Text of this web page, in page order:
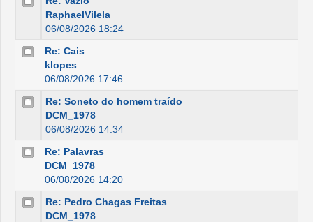
RaphaelVilela
06/08/2026 18:24
Re: Cais
klopes
06/08/2026 17:46
Re: Soneto do homem traído
DCM_1978
06/08/2026 14:34
Re: Palavras
DCM_1978
06/08/2026 14:20
Re: Pedro Chagas Freitas
DCM_1978